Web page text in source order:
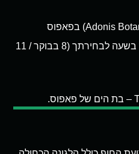
סיור סגוויי בפאפוס עם מדריך בשעה לבחירתך (8 בבוקר / 11